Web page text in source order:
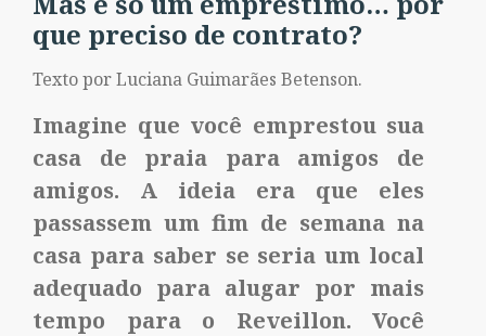
que preciso de contrato?
Texto por Luciana Guimarães Betenson.
Imagine que você emprestou sua
casa de praia para amigos de
amigos. A ideia era que eles
passassem um fim de semana na
casa para saber se seria um local
adequado para alugar por mais
tempo para o Reveillon. Você